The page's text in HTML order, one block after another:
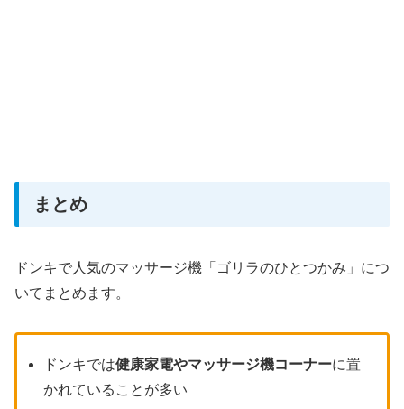
まとめ
ドンキで人気のマッサージ機「ゴリラのひとつかみ」につ
いてまとめます。
ドンキでは健康家電やマッサージ機コーナーに置
かれていることが多い